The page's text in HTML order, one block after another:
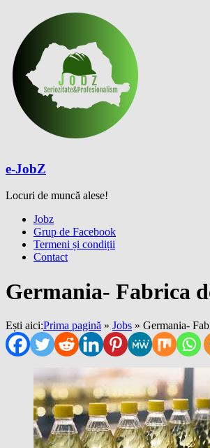
content
e-JobZ
Locuri de muncă alese!
Meniu Jobz
Grup de Facebook
Termeni și condiții
Contact
Germania- Fabrica
Ești aici:Prima pagină » Jobs » Germania-